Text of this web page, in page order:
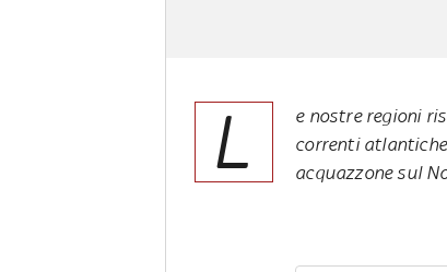
L
e nostre regioni
correnti
acquazzone sul